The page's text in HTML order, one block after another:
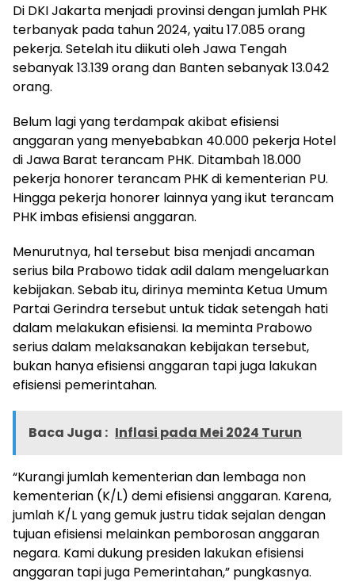
Di DKI Jakarta menjadi provinsi dengan jumlah PHK
terbanyak pada tahun 2024, yaitu 17.085 orang
pekerja. Setelah itu diikuti oleh Jawa Tengah
sebanyak 13.139 orang dan Banten sebanyak 13.042
orang.
Belum lagi yang terdampak akibat efisiensi
anggaran yang menyebabkan 40.000 pekerja Hotel
di Jawa Barat terancam PHK. Ditambah 18.000
pekerja honorer terancam PHK di kementerian PU.
Hingga pekerja honorer lainnya yang ikut terancam
PHK imbas efisiensi anggaran.
Menurutnya, hal tersebut bisa menjadi ancaman
serius bila Prabowo tidak adil dalam mengeluarkan
kebijakan. Sebab itu, dirinya meminta Ketua Umum
Partai Gerindra tersebut untuk tidak setengah hati
dalam melakukan efisiensi. Ia meminta Prabowo
serius dalam melaksanakan kebijakan tersebut,
bukan hanya efisiensi anggaran tapi juga lakukan
efisiensi pemerintahan.
Baca Juga : Inflasi pada Mei 2024 Turun
“Kurangi jumlah kementerian dan lembaga non
kementerian (K/L) demi efisiensi anggaran. Karena,
jumlah K/L yang gemuk justru tidak sejalan dengan
tujuan efisiensi melainkan pemborosan anggaran
negara. Kami dukung presiden lakukan efisiensi
anggaran tapi juga Pemerintahan,” pungkasnya.